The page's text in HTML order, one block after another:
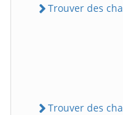
Trouver des
Trouver des